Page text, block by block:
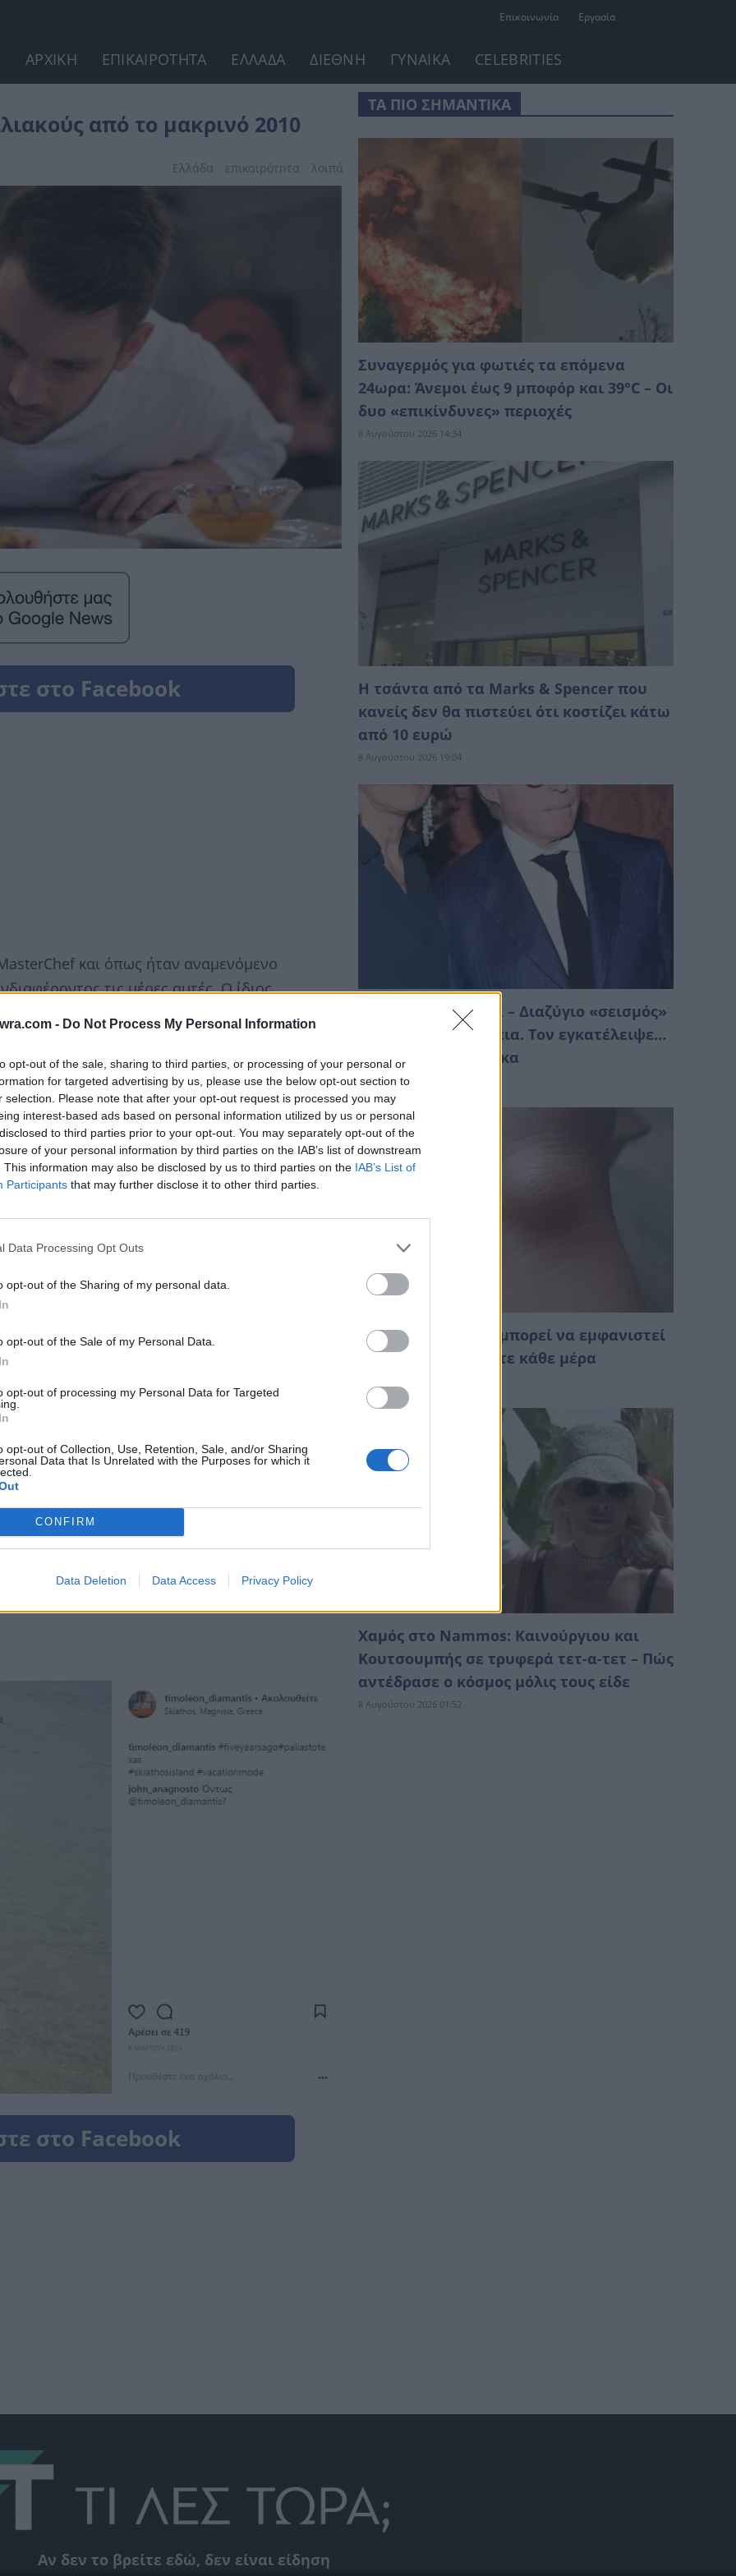
- Do Not Process My Personal Information
opt-out of the sale, sharing to third parties, or processing of your personal or
for targeted advertising by us, please use the below opt-out section to
selection. Please note that after your opt-out request is processed you may
interest-based ads based on personal information utilized by us or personal
to third parties prior to your opt-out. You may separately opt-out of the
of your personal information by third parties on the IAB’s list of downstream
This information may also be disclosed by us to third parties on the IAB’s List of
Participants that may further disclose it to other third parties.
Data Processing Opt Outs
opt-out of the Sharing of my personal data.
opt-out of the Sale of my Personal Data.
opt-out of processing my Personal Data for Targeted
opt-out of Collection, Use, Retention, Sale, and/or Sharing
Data that Is Unrelated with the Purposes for which it
CONFIRM
Data Deletion Data Access Privacy Policy
Επικοινωνία Εργασία
ΑΡΧΙΚΗ ΕΠΙΚΑΙΡΟΤΗΤΑ ΕΛΛΑΔΑ ΔΙΕΘΝΗ ΓΥΝΑΙΚΑ CELEBRITIES
από το μακρινό 2010
Ελλάδα επικαιpότnτα λοιπά
και όπως ήταν αναμενόμενο
τις μέρες αυτές. Ο ίδιος
στο Instagram και δέχτηκε πολλά
του φίλοι αν ξεναγηθούν στις
χρόνια;
η μαγειρική, ήταν βαφέας αυτοκινήτων,
στο 2010, ο Τιμολέων Διαμαντής και οι 8
με τιρκουάζ φόντο, από τις διακοπές στο
ΤΑ ΠΙΟ ΣΗΜΑΝΤΙΚΑ
Συναγερμός για φωτιές τα επόμενα
24ωρα: Άνεμοι έως 9 μποφόρ και 39°C – Οι
δυο «επικίνδυνες» περιοχές
8 Αυγούστου 2026 14:34
Η τσάντα από τα Marks & Spencer που
κανείς δεν θα πιστεύει ότι κοστίζει κάτω
από 10 ευρώ
8 Αυγούστου 2026 19:04
Στο πόδι η Κηφισιά – Διαζύγιο «σεισμός»
σε ισχυρή οικογένεια. Τον εγκατέλειψε…
για μια άλλη γυναίκα
8 Αυγούστου 2026 09:19
Αυτό το εξόγκωμα μπορεί να εμφανιστεί
από κάτι που κάνετε κάθε μέρα
Χαμός στο Nammos: Καινούργιου και
Κουτσουμπής σε τρυφερά τετ-α-τετ – Πώς
αντέδρασε ο κόσμος μόλις τους είδε
8 Αυγούστου 2026 01:52
Αν δεν το βρείτε εδώ, δεν είναι είδηση